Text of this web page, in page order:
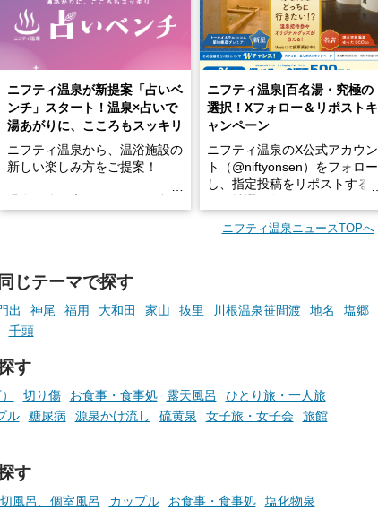
ニフティ温泉が新提案「占いベ
ンチ」スタート！温泉×占いで
湯あがりに、こころもスッキリ
ニフティ温泉から、温浴施設の
新しい楽しみ方をご提案！
手相やタロットなど気軽に楽し
める占いで、“ととのう”おふろ
時間を、もっと特別に。
ニフティ温泉|百名湯・究極の
選択！Xフォロー＆リポストキ
ャンペーン
ニフティ温泉のX公式アカウン
ト（@niftyonsen）をフォロー
し、指定投稿をリポストする
GIFT500円分をプレゼントい
ニフティ温泉ニュースTOPへ
じテーマで探す
出 神尾 福用 大和田 家山 抜里 川根温泉笹間渡 地名
塩郷
千頭
す
切り傷 お食事・食事処 露天風呂
ひとり旅・一人旅
ル 糖尿病 源泉かけ流し 硫黄泉 女子旅・女子会
旅館
す
風呂、個室風呂 カップル お食事・食事処
塩化物泉